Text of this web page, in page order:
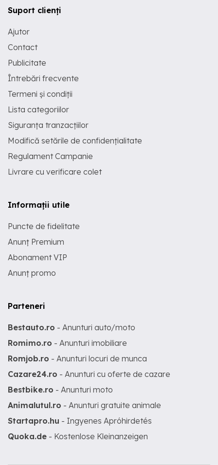
Suport clienți
Ajutor
Contact
Publicitate
Întrebări frecvente
Termeni și condiții
Lista categoriilor
Siguranța tranzacțiilor
Modifică setările de confidențialitate
Regulament Campanie
Livrare cu verificare colet
Informații utile
Puncte de fidelitate
Anunț Premium
Abonament VIP
Anunț promo
Parteneri
Bestauto.ro - Anunturi auto/moto
Romimo.ro - Anunturi imobiliare
Romjob.ro - Anunturi locuri de munca
Cazare24.ro - Anunturi cu oferte de cazare
Bestbike.ro - Anunturi moto
Animalutul.ro - Anunturi gratuite animale
Startapro.hu - Ingyenes Apróhirdetés
Quoka.de - Kostenlose Kleinanzeigen